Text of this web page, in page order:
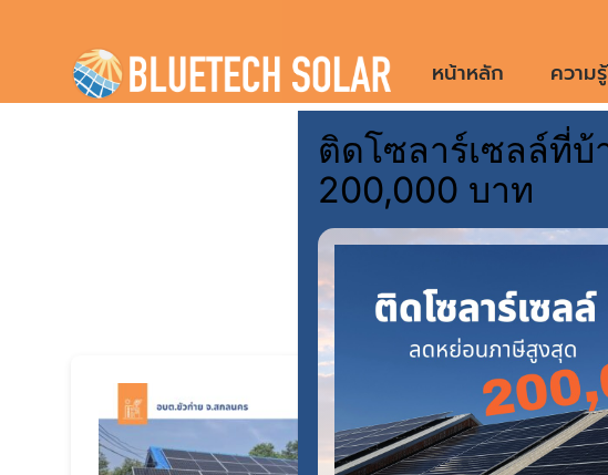
หน้าหลัก ความ
ติดตั้ง
ติดโซลาร์เซลล์ที่
200,000 บาท